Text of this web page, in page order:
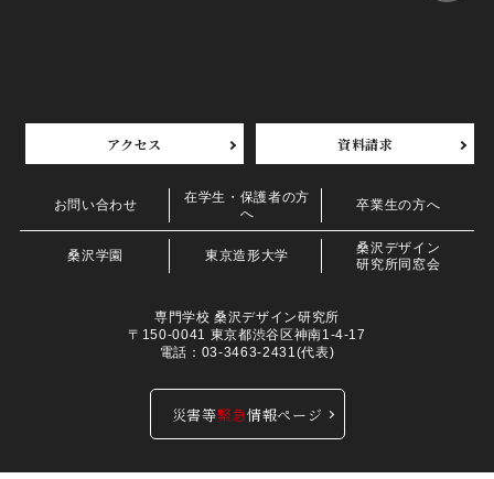
アクセス 資料請求
お問い合わせ
在学生・保護者の方
へ
卒業生の方へ
桑沢学園 東京造形大学
桑沢デザイン
研究所同窓会
専門学校 桑沢デザイン研究所
〒150-0041 東京都渋谷区神南1-4-17
電話：03-3463-2431(代表)
災害等緊急情報ページ